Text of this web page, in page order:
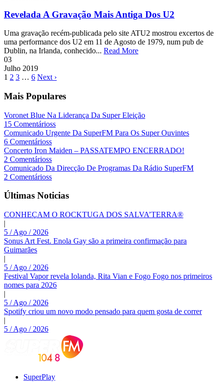
Revelada A Gravação Mais Antiga Dos U2
Uma gravação recém-publicada pelo site ATU2 mostrou excertos de
uma performance dos U2 em 11 de Agosto de 1979, num pub de
Dublin, na Irlanda, conhecido... Read More
03
Julho 2019
1 2 3 … 6 Next ›
Mais Populares
Voronet Blue Na Liderança Da Super Eleição
15 Comentárioss
Comunicado Urgente Da SuperFM Para Os Super Ouvintes
6 Comentárioss
Concerto Iron Maiden – PASSATEMPO ENCERRADO!
2 Comentárioss
Comunicado Da Direcção De Programas Da Rádio SuperFM
2 Comentárioss
Últimas Noticias
CONHEÇAM O ROCKTUGA DOS SALVA’TERRA®
|
5 / Ago / 2026
Sonus Art Fest. Enola Gay são a primeira confirmação para
Guimarães
|
5 / Ago / 2026
Festival Vapor revela Iolanda, Rita Vian e Fogo Fogo nos primeiros
nomes para 2026
|
5 / Ago / 2026
Spotify criou um novo modo pensado para quem gosta de correr
|
5 / Ago / 2026
SuperPlay